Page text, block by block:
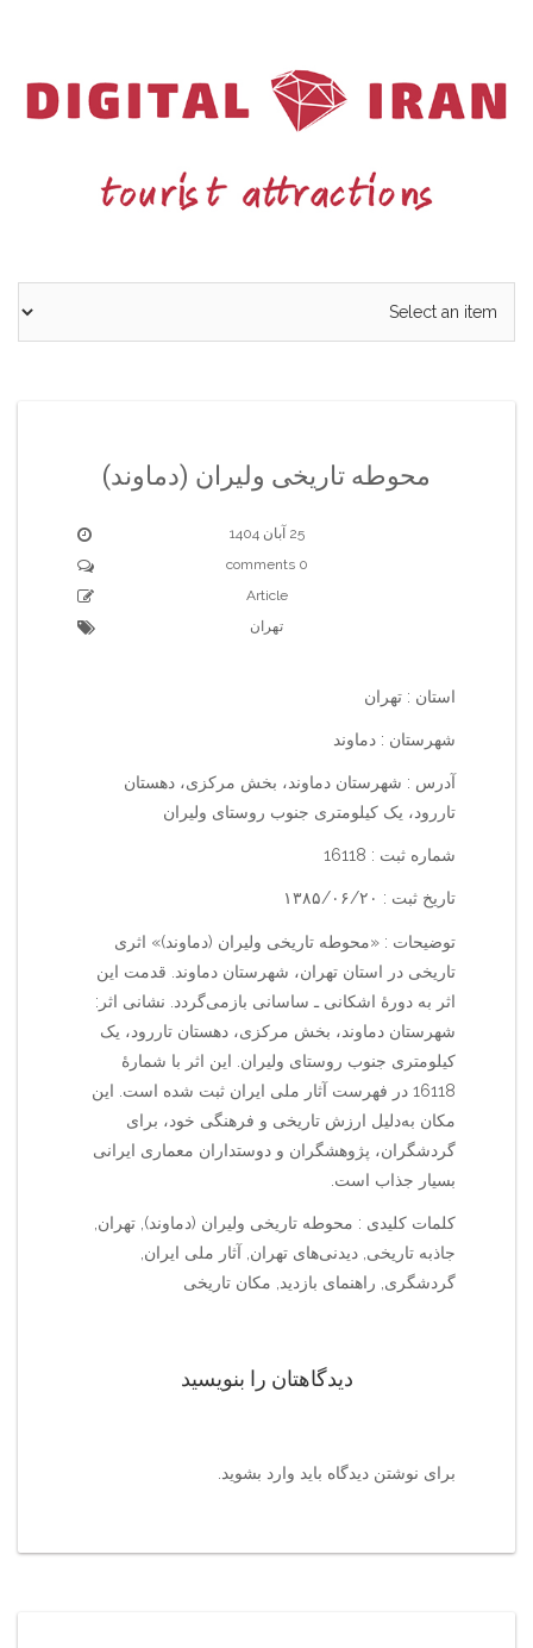
محوطه تاریخی ولیران (دماوند)
25 آبان 1404
0 comments
Article
تهران
استان : تهران
شهرستان : دماوند
آدرس : شهرستان دماوند، بخش مرکزی، دهستان
تاررود، یک کیلومتری جنوب روستای ولیران
شماره ثبت : 16118
تاریخ ثبت : ۱۳۸۵/۰۶/۲۰
توضیحات : «محوطه تاریخی ولیران (دماوند)» اثری
تاریخی در استان تهران، شهرستان دماوند. قدمت این
اثر به دورهٔ اشکانی ـ ساسانی بازمی‌گردد. نشانی اثر:
شهرستان دماوند، بخش مرکزی، دهستان تاررود، یک
کیلومتری جنوب روستای ولیران. این اثر با شمارهٔ
16118 در فهرست آثار ملی ایران ثبت شده است. این
مکان به‌دلیل ارزش تاریخی و فرهنگی خود، برای
گردشگران، پژوهشگران و دوستداران معماری ایرانی
بسیار جذاب است.
کلمات کلیدی : محوطه تاریخی ولیران (دماوند), تهران,
جاذبه تاریخی, دیدنی‌های تهران, آثار ملی ایران,
گردشگری, راهنمای بازدید, مکان تاریخی
دیدگاهتان را بنویسید
برای نوشتن دیدگاه باید وارد بشوید